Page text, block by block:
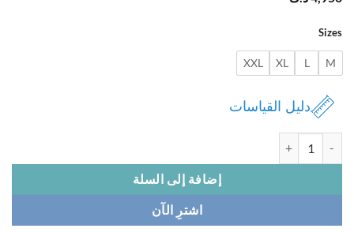
L
XL
XXL
دليل القياسات
إضافة إلى السلة
اشترِ الآن